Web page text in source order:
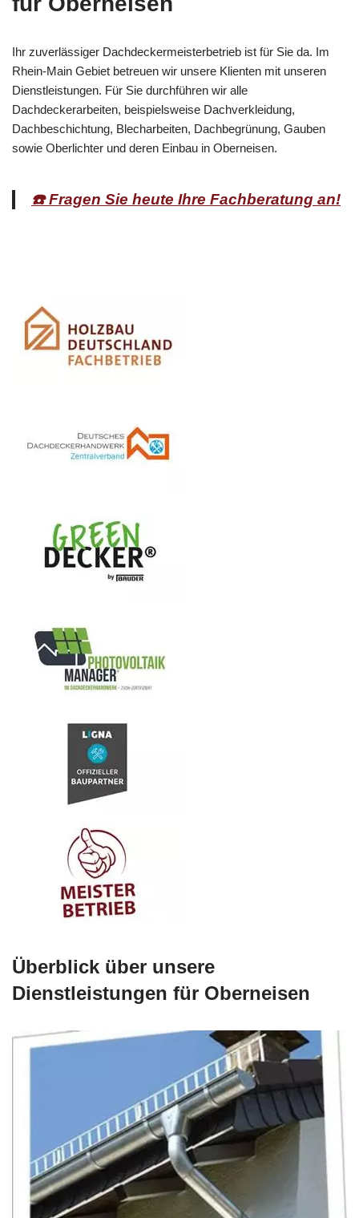
Ihr zuverlässiger Dachdeckermeisterbetrieb ist für Sie da. Im
Rhein-Main Gebiet betreuen wir unsere Klienten mit unseren
Dienstleistungen. Für Sie durchführen wir alle
Dachdeckerarbeiten, beispielsweise Dachverkleidung,
Dachbeschichtung, Blecharbeiten, Dachbegrünung, Gauben
sowie Oberlichter und deren Einbau in Oberneisen.
☎️ Fragen Sie heute Ihre Fachberatung an!
Überblick über unsere
Dienstleistungen für Oberneisen